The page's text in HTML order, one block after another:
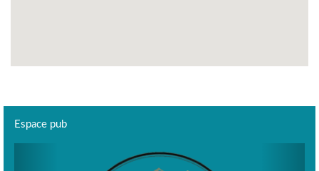
Espace pub